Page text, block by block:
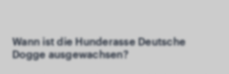
Wann ist die Hunderasse Deutsche
Dogge ausgewachsen?